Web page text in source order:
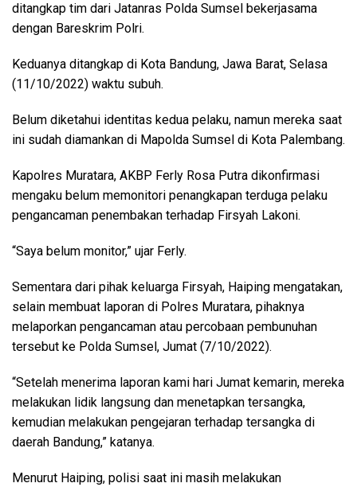
ditangkap tim dari Jatanras Polda Sumsel bekerjasama
dengan Bareskrim Polri.
Keduanya ditangkap di Kota Bandung, Jawa Barat, Selasa
(11/10/2022) waktu subuh.
Belum diketahui identitas kedua pelaku, namun mereka saat
ini sudah diamankan di Mapolda Sumsel di Kota Palembang.
Kapolres Muratara, AKBP Ferly Rosa Putra dikonfirmasi
mengaku belum memonitori penangkapan terduga pelaku
pengancaman penembakan terhadap Firsyah Lakoni.
“Saya belum monitor,” ujar Ferly.
Sementara dari pihak keluarga Firsyah, Haiping mengatakan,
selain membuat laporan di Polres Muratara, pihaknya
melaporkan pengancaman atau percobaan pembunuhan
tersebut ke Polda Sumsel, Jumat (7/10/2022).
“Setelah menerima laporan kami hari Jumat kemarin, mereka
melakukan lidik langsung dan menetapkan tersangka,
kemudian melakukan pengejaran terhadap tersangka di
daerah Bandung,” katanya.
Menurut Haiping, polisi saat ini masih melakukan